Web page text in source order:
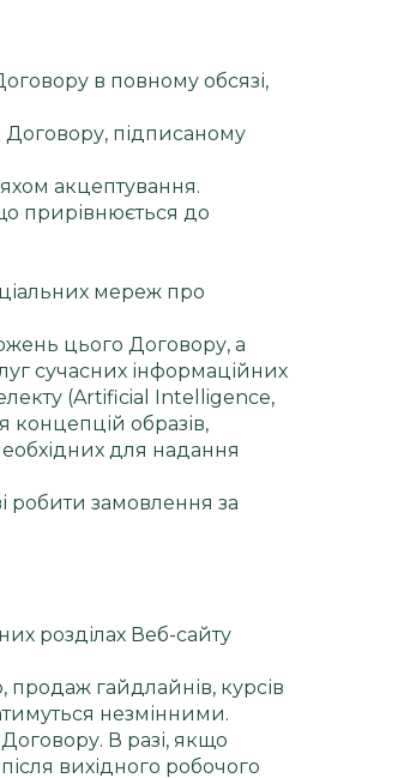
в повному обсязі,
Договору, підписаному
акцептування.
прирівнюється до
мереж про
цього Договору, а
сучасних інформаційних
(Artificial Intelligence,
концепцій образів,
для надання
робити замовлення за
розділах Веб-сайту
гайдлайнів, курсів
незмінними.
В разі, якщо
вихідного робочого